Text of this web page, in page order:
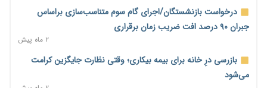
هشدار دیوان محاسبات درباره حساب‌های خارج از خزانه؛ ۱۲۴ حساب
ارزی در تیررس نظارت
نه از جنگ می‌ترسیم، نه از مذاکره برای منافع ملی
درخواست بازنشستگان/اجرای گام سوم متناسب‌سازی براساس
جبران ۹۰ درصد افت ضریب زمان برقراری
۲ ماه پیش
بازرسی درِ خانه برای بیمه بیکاری؛ وقتی نظارت جایگزین کرامت
می‌شود